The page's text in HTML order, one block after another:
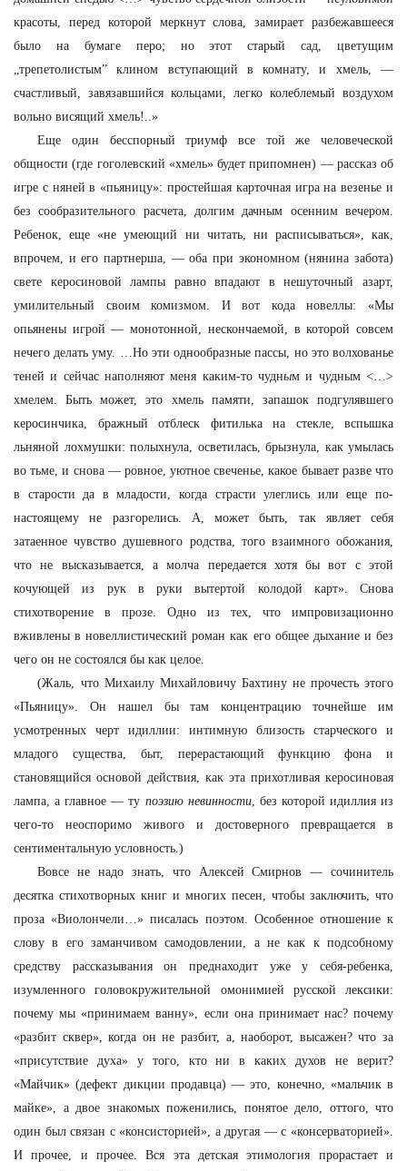
красоты, перед которой меркнут слова, замирает разбежавшееся
было на бумаге перо; но этот старый сад, цветущим
„трепетолистым” клином вступающий в комнату, и хмель, —
счастливый, завязавшийся кольцами, легко колеблемый воздухом
вольно висящий хмель!..»
Еще один бесспорный триумф все той же человеческой
общности (где гоголевский «хмель» будет припомнен) — рассказ об
игре с няней в «пьяницу»: простейшая карточная игра на везенье и
без сообразительного расчета, долгим дачным осенним вечером.
Ребенок, еще «не умеющий ни читать, ни расписываться», как,
впрочем, и его партнерша, — оба при экономном (нянина забота)
свете керосиновой лампы равно впадают в нешуточный азарт,
умилительный своим комизмом. И вот кода новеллы: «Мы
опьянены игрой — монотонной, нескончаемой, в которой совсем
нечего делать уму. …Но эти однообразные пассы, но это волхованье
теней и сейчас наполняют меня каким-то чудным и чудным <…>
хмелем. Быть может, это хмель памяти, запашок подгулявшего
керосинчика, бражный отблеск фитилька на стекле, вспышка
льняной лохмушки: полыхнула, осветилась, брызнула, как умылась
во тьме, и снова — ровное, уютное свеченье, какое бывает разве что
в старости да в младости, когда страсти улеглись или еще по-
настоящему не разгорелись. А, может быть, так являет себя
затаенное чувство душевного родства, того взаимного обожания,
что не высказывается, а молча передается хотя бы вот с этой
кочующей из рук в руки вытертой колодой карт». Снова
стихотворение в прозе. Одно из тех, что импровизационно
вживлены в новеллистический роман как его общее дыхание и без
чего он не состоялся бы как целое.
(Жаль, что Михаилу Михайловичу Бахтину не прочесть этого
«Пьяницу». Он нашел бы там концентрацию точнейше им
усмотренных черт идиллии: интимную близость старческого и
младого существа, быт, перерастающий функцию фона и
становящийся основой действия, как эта прихотливая керосиновая
лампа, а главное — ту поэзию невинности, без которой идиллия из
чего-то неоспоримо живого и достоверного превращается в
сентиментальную условность.)
Вовсе не надо знать, что Алексей Смирнов — сочинитель
десятка стихотворных книг и многих песен, чтобы заключить, что
проза «Виолончели…» писалась поэтом. Особенное отношение к
слову в его заманчивом самодовлении, а не как к подсобному
средству рассказывания он преднаходит уже у себя-ребенка,
изумленного головокружительной омонимией русской лексики:
почему мы «принимаем ванну», если она принимает нас? почему
«разбит сквер», когда он не разбит, а, наоборот, высажен? что за
«присутствие духа» у того, кто ни в каких духов не верит?
«Майчик» (дефект дикции продавца) — это, конечно, «мальчик в
майке», а двое знакомых поженились, понятое дело, оттого, что
один был связан с «консисторией», а другая — с «консерваторией».
И прочее, и прочее. Вся эта детская этимология прорастает и